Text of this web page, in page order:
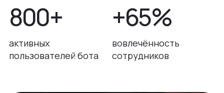
800+
активных
пользователей бота
+65%
вовлечённость
сотрудников